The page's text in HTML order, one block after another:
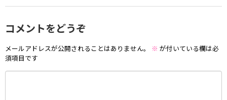
コメントをどうぞ
メールアドレスが公開されることはありません。 ※ が付いている欄は必
須項目です